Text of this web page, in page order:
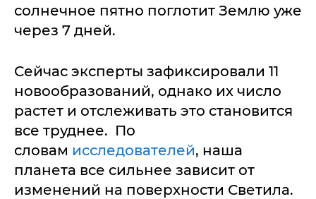
солнечное пятно поглотит Землю уже
через 7 дней.
Сейчас эксперты зафиксировали 11
новообразований, однако их число
растет и отслеживать это становится
все труднее. По
словам исследователей, наша
планета все сильнее зависит от
изменений на поверхности Светила.